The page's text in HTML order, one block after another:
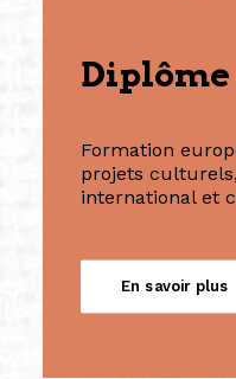
Formation
projets
international et
En savoir plus